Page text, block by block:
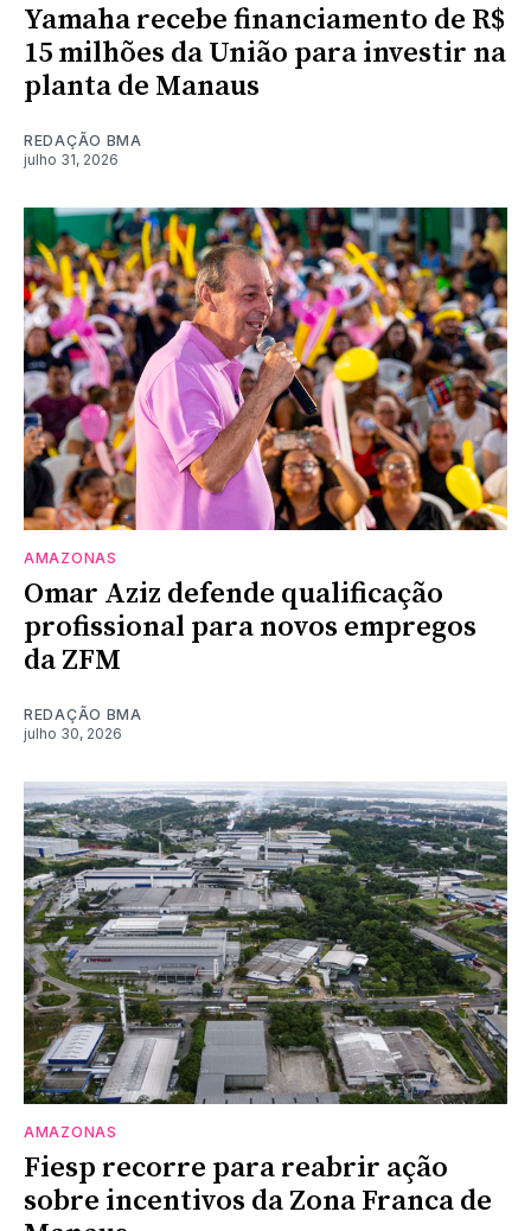
Yamaha recebe financiamento de R$
15 milhões da União para investir na
planta de Manaus
REDAÇÃO BMA
julho 31, 2026
AMAZONAS
Omar Aziz defende qualificação
profissional para novos empregos
da ZFM
REDAÇÃO BMA
julho 30, 2026
AMAZONAS
Fiesp recorre para reabrir ação
sobre incentivos da Zona Franca de